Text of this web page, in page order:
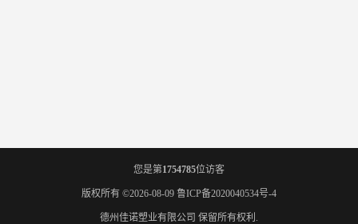
您是第1754785位访客
版权所有 ©2026-08-09 鲁ICP备2020040534号-4
德州佳诺塑业有限公司 保留所有权利.